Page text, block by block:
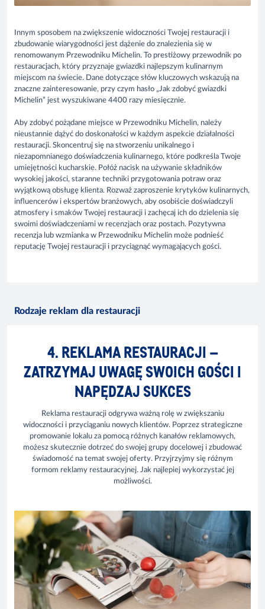
Innym sposobem na zwiększenie widoczności Twojej restauracji i
zbudowanie wiarygodności jest dążenie do znalezienia się w
renomowanym Przewodniku Michelin. To prestiżowy przewodnik po
restauracjach, który przyznaje gwiazdki najlepszym kulinarnym
miejscom na świecie. Dane dotyczące słów kluczowych wskazują na
znaczne zainteresowanie, przy czym hasło „Jak zdobyć gwiazdki
Michelin” jest wyszukiwane 4400 razy miesięcznie.
Aby zdobyć pożądane miejsce w Przewodniku Michelin, należy
nieustannie dążyć do doskonałości w każdym aspekcie działalności
restauracji. Skoncentruj się na stworzeniu unikalnego i
niezapomnianego doświadczenia kulinarnego, które podkreśla Twoje
umiejętności kucharskie. Połóż nacisk na używanie składników
wysokiej jakości, staranne techniki przygotowania potraw oraz
wyjątkową obsługę klienta. Rozważ zaproszenie krytyków kulinarnych,
influencerów i ekspertów branżowych, aby osobiście doświadczyli
atmosfery i smaków Twojej restauracji i zachęcaj ich do dzielenia się
swoimi doświadczeniami w recenzjach oraz postach. Pozytywna
recenzja lub wzmianka w Przewodniku Michelin może podnieść
reputację Twojej restauracji i przyciągnąć wymagających gości.
Rodzaje reklam dla restauracji
4. REKLAMA RESTAURACJI –
ZATRZYMAJ UWAGĘ SWOICH GOŚCI I
NAPĘDZAJ SUKCES
Reklama restauracji odgrywa ważną rolę w zwiększaniu
widoczności i przyciąganiu nowych klientów. Poprzez strategiczne
promowanie lokalu za pomocą różnych kanałów reklamowych,
możesz skutecznie dotrzeć do swojej grupy docelowej i zbudować
świadomość na temat swojej oferty. Przyjrzyjmy się różnym
formom reklamy restauracyjnej. Jak najlepiej wykorzystać jej
możliwości.